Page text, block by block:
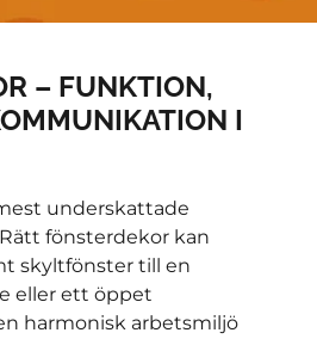
– FUNKTION,
I
underskattade
fönsterdekor kan
skyltfönster till en
eller ett öppet
harmonisk arbetsmiljö